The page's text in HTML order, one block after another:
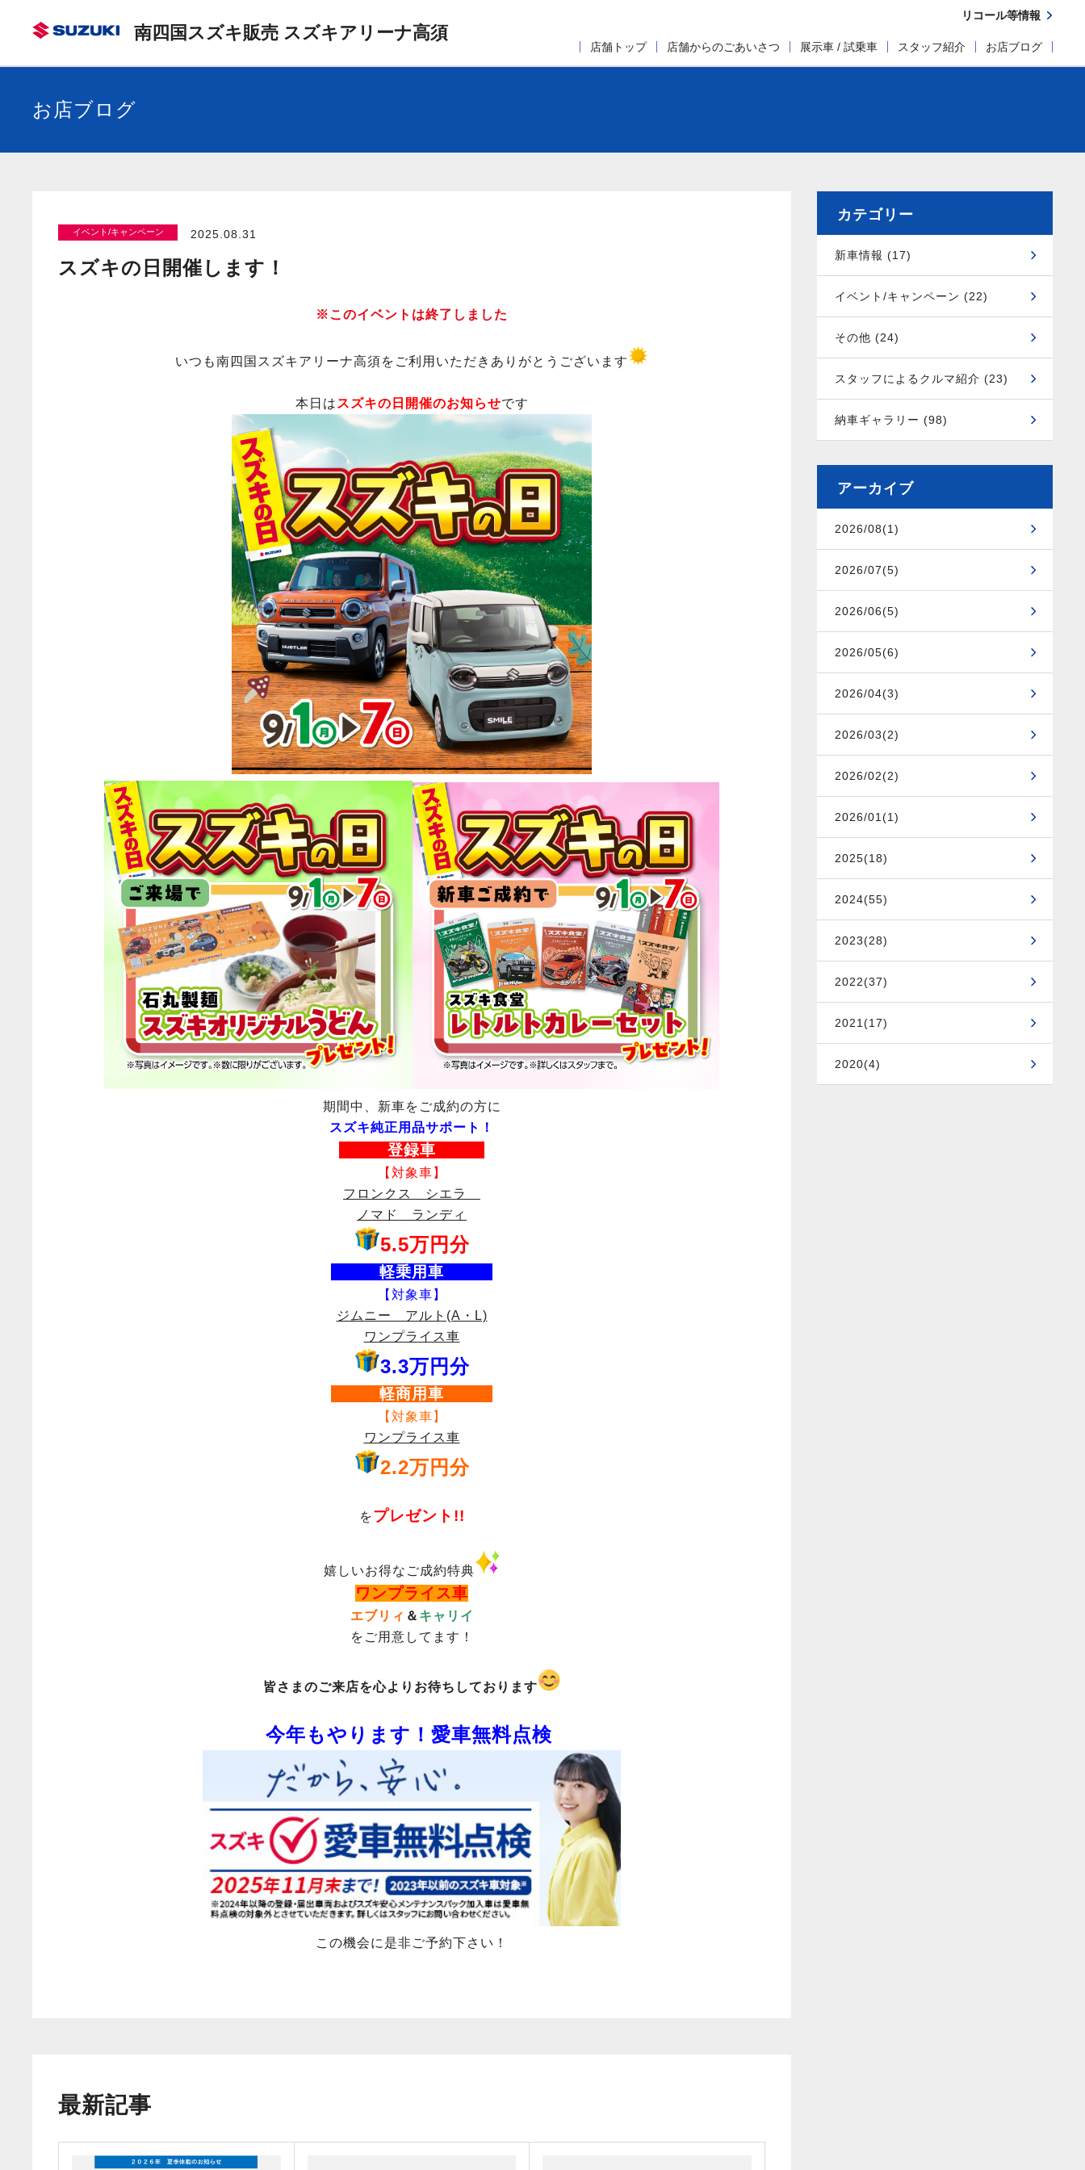
南四国スズキ販売 スズキアリーナ高須
店舗トップ 店舗からのごあいさつ 展示車 / 試乗車 スタッフ紹介 お店ブログ
リコール等情報
お店ブログ
イベント/キャンペーン 2025.08.31
スズキの日開催します！
※このイベントは終了しました
いつも南四国スズキアリーナ高須をご利用いただきありがとうございます
本日は スズキの日開催のお知らせです
期間中、新車をご成約の方に
スズキ純正用品サポート！
登録車
【対象車】
フロンクス シエラ
ノマド ランディ
5.5万円分
軽乗用車
【対象車】
ジムニー アルト(A・L)
ワンプライス車
3.3万円分
軽商用車
【対象車】
ワンプライス車
2.2万円分
をプレゼント!!
嬉しいお得なご成約特典
ワンプライス車
エブリィ ＆ キャリイ
をご用意してます！
皆さまのご来店を心よりお待ちしております
今年もやります！愛車無料点検
この機会に是非ご予約下さい！
最新記事
カテゴリー
新車情報 (17)
イベント/キャンペーン (22)
その他 (24)
スタッフによるクルマ紹介 (23)
納車ギャラリー (98)
アーカイブ
2026/08(1)
2026/07(5)
2026/06(5)
2026/05(6)
2026/04(3)
2026/03(2)
2026/02(2)
2026/01(1)
2025(18)
2024(55)
2023(28)
2022(37)
2021(17)
2020(4)